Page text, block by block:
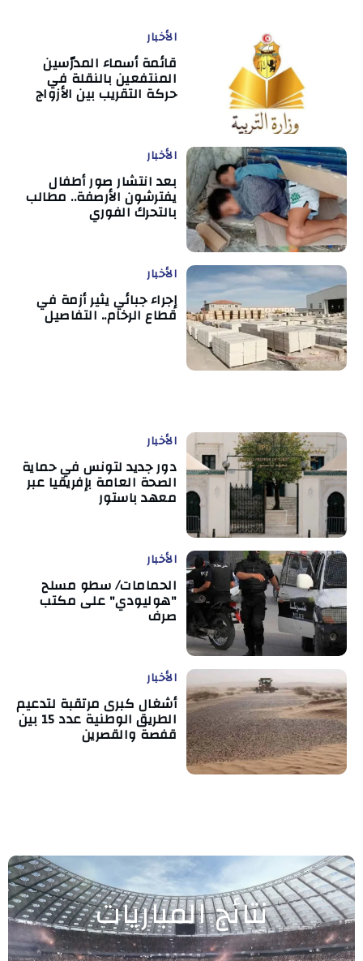
الأخبار
قائمة أسماء المدرّسين
المنتفعين بالنقلة في
حركة التقريب بين الأزواج
الأخبار
بعد انتشار صور أطفال
يفترشون الأرصفة.. مطالب
بالتحرك الفوري
الأخبار
إجراء جبائي يثير أزمة في
قطاع الرخام.. التفاصيل
الأخبار
دور جديد لتونس في حماية
الصحة العامة بإفريقيا عبر
معهد باستور
الأخبار
الحمامات/ سطو مسلح
"هوليودي" على مكتب
صرف
الأخبار
أشغال كبرى مرتقبة لتدعيم
الطريق الوطنية عدد 15 بين
قفصة والقصرين
نتائج المباريات